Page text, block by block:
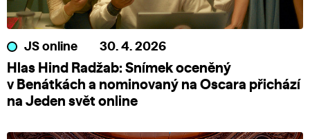
JS online 30. 4. 2026
Hlas Hind Radžab: Snímek oceněný
v Benátkách a nominovaný na Oscara přichází
na Jeden svět online